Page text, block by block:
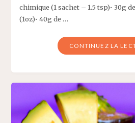
chimique (1 sachet – 1.5 tsp)• 30g
(1oz)• 40g de …
CONTINUEZ LA